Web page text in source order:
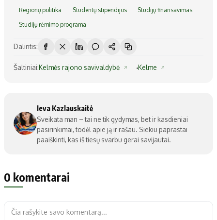
Regionų politika Studentų stipendijos Studijų finansavimas
Studijų rėmimo programa
Dalintis:
Šaltiniai:Kelmės rajono savivaldybė Kelme
Ieva Kazlauskaitė
Sveikata man – tai ne tik gydymas, bet ir kasdieniai
pasirinkimai, todėl apie ją ir rašau. Siekiu paprastai
paaiškinti, kas iš tiesų svarbu gerai savijautai.
0 komentarai